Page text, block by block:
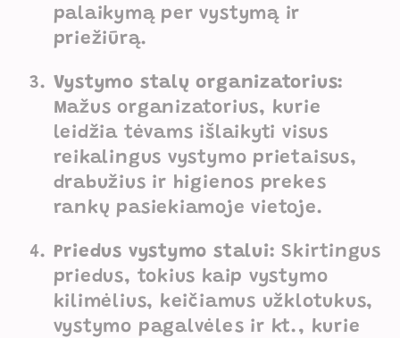
palaikymą per vystymą ir
priežiūrą.
Vystymo stalų organizatorius:
Mažus organizatorius, kurie
leidžia tėvams išlaikyti visus
reikalingus vystymo prietaisus,
drabužius ir higienos prekes
rankų pasiekiamoje vietoje.
Priedus vystymo stalui: Skirtingus
priedus, tokius kaip vystymo
kilimėlius, keičiamus užklotukus,
vystymo pagalvėles ir kt., kurie